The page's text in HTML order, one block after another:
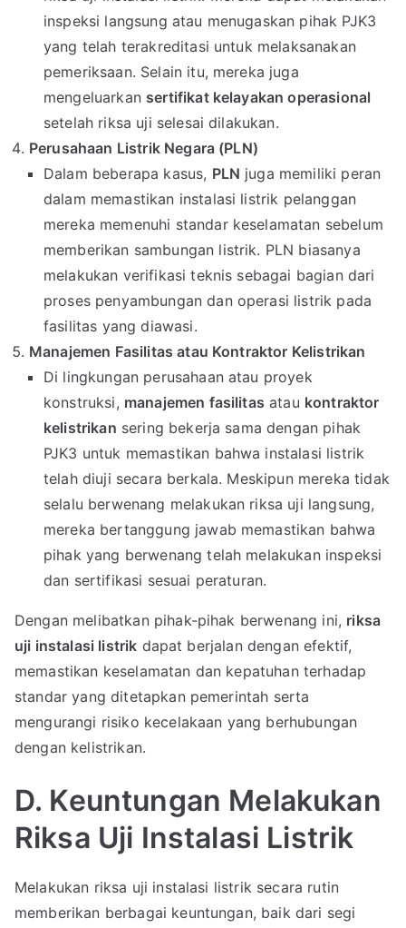
inspeksi langsung atau menugaskan pihak PJK3
yang telah terakreditasi untuk melaksanakan
pemeriksaan. Selain itu, mereka juga
mengeluarkan sertifikat kelayakan operasional
setelah riksa uji selesai dilakukan.
Perusahaan Listrik Negara (PLN)
Dalam beberapa kasus, PLN juga memiliki peran
dalam memastikan instalasi listrik pelanggan
mereka memenuhi standar keselamatan sebelum
memberikan sambungan listrik. PLN biasanya
melakukan verifikasi teknis sebagai bagian dari
proses penyambungan dan operasi listrik pada
fasilitas yang diawasi.
Manajemen Fasilitas atau Kontraktor Kelistrikan
Di lingkungan perusahaan atau proyek
konstruksi, manajemen fasilitas atau kontraktor
kelistrikan sering bekerja sama dengan pihak
PJK3 untuk memastikan bahwa instalasi listrik
telah diuji secara berkala. Meskipun mereka tidak
selalu berwenang melakukan riksa uji langsung,
mereka bertanggung jawab memastikan bahwa
pihak yang berwenang telah melakukan inspeksi
dan sertifikasi sesuai peraturan.
Dengan melibatkan pihak-pihak berwenang ini, riksa
uji instalasi listrik dapat berjalan dengan efektif,
memastikan keselamatan dan kepatuhan terhadap
standar yang ditetapkan pemerintah serta
mengurangi risiko kecelakaan yang berhubungan
dengan kelistrikan.
D. Keuntungan Melakukan
Riksa Uji Instalasi Listrik
Melakukan riksa uji instalasi listrik secara rutin
memberikan berbagai keuntungan, baik dari segi